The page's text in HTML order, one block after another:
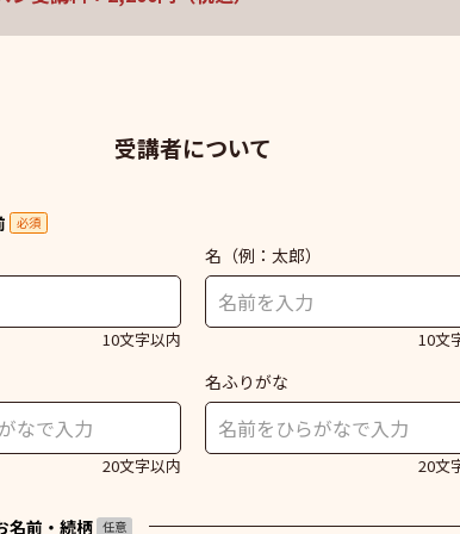
受講者について
必須
10文字以内
名 （例：太郎）
10文
20文字以内
名ふりがな
20文
名前・続柄 任意